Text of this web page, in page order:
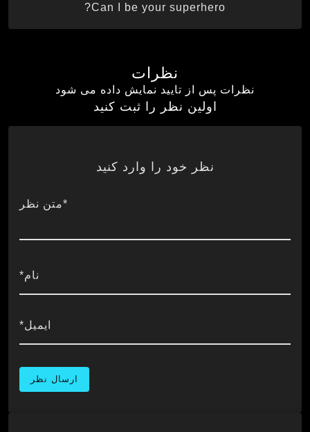
Can I be your superhero?
نظرات
نظرات پس از تایید نمایش داده می شود
اولین نظر را ثبت کنید
نظر خود را وارد کنید
*متن نظر
نام*
ایمیل*